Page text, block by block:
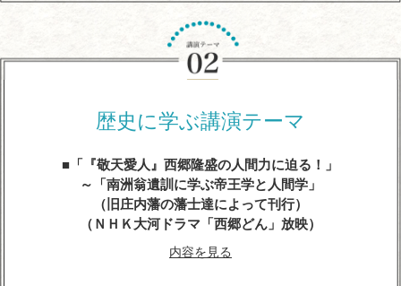
人生の達人に学ぶ
～心に残る先人たちの名言、遺訓、格言を経営に生
内容を見る
歴史に学ぶ講演テーマ
「『敬天愛人』西郷隆盛の人間力に迫る！」
～「南洲翁遺訓に学ぶ帝王学と人間学」
（旧庄内藩の藩士達によって刊行）
（ＮＨＫ大河ドラマ「西郷どん」放映）
内容を見る